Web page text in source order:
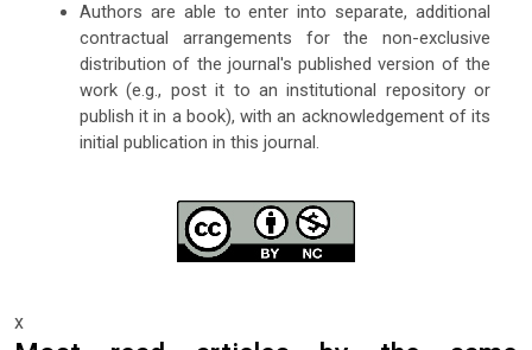
Authors are able to enter into separate, additional
contractual arrangements for the non-exclusive
distribution of the journal's published version of the
work (e.g., post it to an institutional repository or
publish it in a book), with an acknowledgement of its
initial publication in this journal.
x